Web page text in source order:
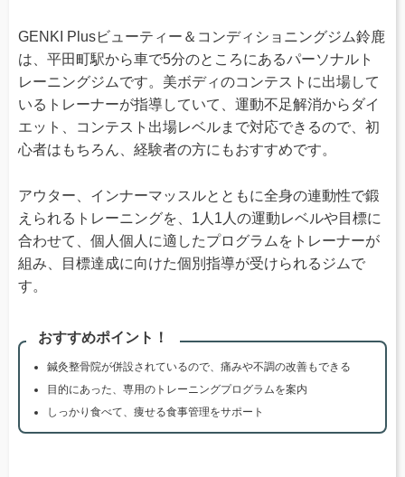
GENKI Plusビューティー＆コンディショニングジム鈴鹿
は、平田町駅から車で5分のところにあるパーソナルト
レーニングジムです。美ボディのコンテストに出場して
いるトレーナーが指導していて、運動不足解消からダイ
エット、コンテスト出場レベルまで対応できるので、初
心者はもちろん、経験者の方にもおすすめです。
アウター、インナーマッスルとともに全身の連動性で鍛
えられるトレーニングを、1人1人の運動レベルや目標に
合わせて、個人個人に適したプログラムをトレーナーが
組み、目標達成に向けた個別指導が受けられるジムで
す。
おすすめポイント！
鍼灸整骨院が併設されているので、痛みや不調の改善もできる
目的にあった、専用のトレーニングプログラムを案内
しっかり食べて、痩せる食事管理をサポート